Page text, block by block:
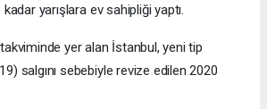
yarışlara ev sahipliği yaptı.
yer alan İstanbul, yeni tip
salgını sebebiyle revize edilen 2020